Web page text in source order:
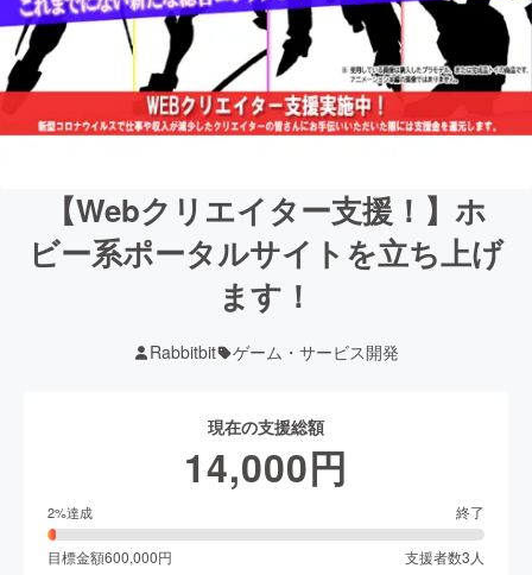
【Webクリエイター支援！】ホ
ビー系ポータルサイトを立ち上げ
ます！
Rabbitbit ゲーム・サービス開発
現在の支援総額
14,000円
2%達成 終了
目標金額600,000円 支援者数3 人